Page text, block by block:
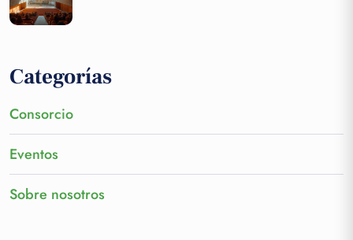
Categorías
Consorcio
Eventos
Sobre nosotros